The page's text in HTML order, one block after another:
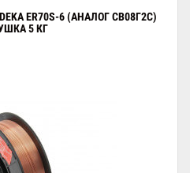
ER70S-6 (АНАЛОГ СВ08Г2С)
5 КГ